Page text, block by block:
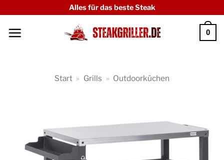
springen
Alles für das beste Steak
0
Start » Grills » Outdoorküchen